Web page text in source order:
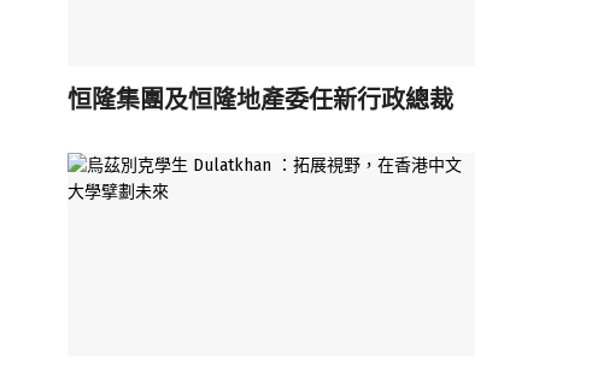
恒隆集團及恒隆地產委任新行政總裁